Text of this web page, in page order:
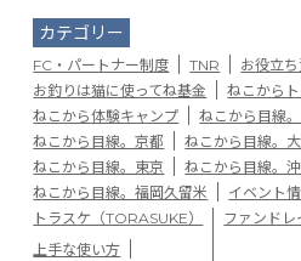
カテゴリー
FC・パートナー制度 TNR
お役立
お釣りは猫に使ってね基金
ねこから
ねこから体験キャンプ
ねこから目線
ねこから目線。京都
ねこから目線。
ねこから目線。東京
ねこから目線。
ねこから目線。福岡久留米
イベント
トラスケ（TORASUKE）
上手な使い方
ファンドレ